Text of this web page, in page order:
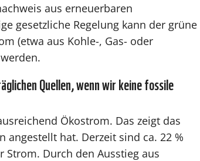
aus erneuerbaren
gesetzliche Regelung kann der grüne
(etwa aus Kohle-, Gas- oder
Quellen, wenn wir keine fossile
Ökostrom. Das zeigt das
angestellt hat. Derzeit sind ca. 22 %
Durch den Ausstieg aus